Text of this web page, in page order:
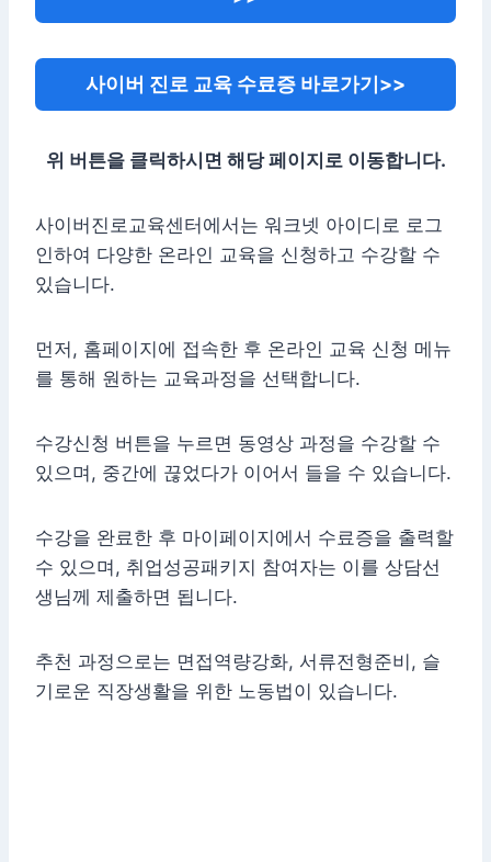
사이버 진로 교육 수료증 바로가기>>
위 버튼을 클릭하시면 해당 페이지로 이동합니다.
사이버진로교육센터에서는 워크넷 아이디로 로그
인하여 다양한 온라인 교육을 신청하고 수강할 수
있습니다.
먼저, 홈페이지에 접속한 후 온라인 교육 신청 메뉴
를 통해 원하는 교육과정을 선택합니다.
수강신청 버튼을 누르면 동영상 과정을 수강할 수
있으며, 중간에 끊었다가 이어서 들을 수 있습니다.
수강을 완료한 후 마이페이지에서 수료증을 출력할
수 있으며, 취업성공패키지 참여자는 이를 상담선
생님께 제출하면 됩니다.
추천 과정으로는 면접역량강화, 서류전형준비, 슬
기로운 직장생활을 위한 노동법이 있습니다.